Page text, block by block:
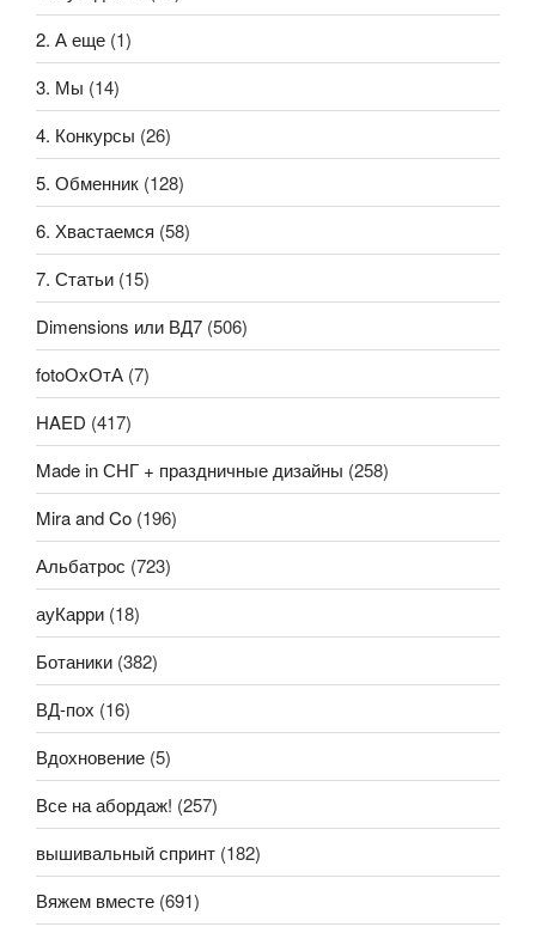
2. А еще (1)
3. Мы (14)
4. Конкурсы (26)
5. Обменник (128)
6. Хвастаемся (58)
7. Статьи (15)
Dimensions или ВД7 (506)
fotoОхОтА (7)
HAED (417)
Made in СНГ + праздничные дизайны (258)
Mira and Co (196)
Альбатрос (723)
ауКарри (18)
Ботаники (382)
ВД-пох (16)
Вдохновение (5)
Все на абордаж! (257)
вышивальный спринт (182)
Вяжем вместе (691)